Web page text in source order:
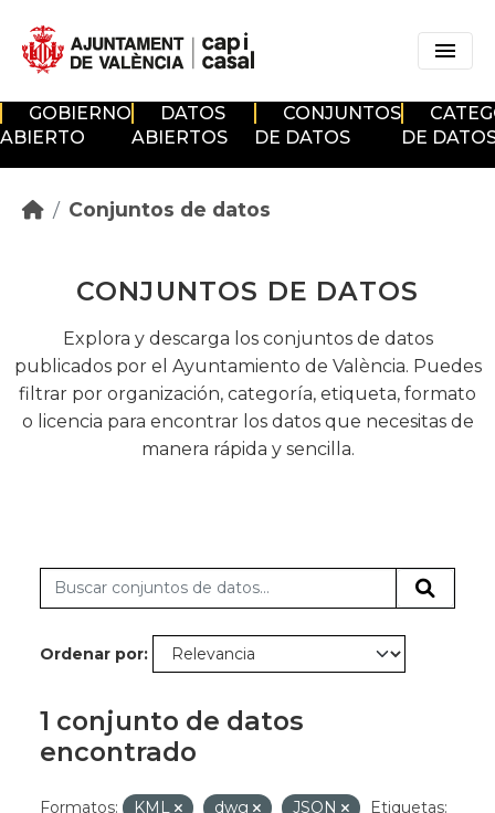
GOBIERNO
ABIERTO
DATOS
ABIERTOS
CONJUNTOS
DE DATOS
DE
Conjuntos de datos
CONJUNTOS DE DATOS
Explora y descarga los conjuntos de datos
publicados por el Ayuntamiento de València. Puedes
filtrar por organización, categoría, etiqueta, formato
o licencia para encontrar los datos que necesitas de
manera rápida y sencilla.
Ordenar por
1 conjunto de datos
encontrado
Formatos: KML dwg JSON
Etiquetas: